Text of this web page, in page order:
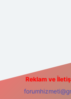
Reklam ve